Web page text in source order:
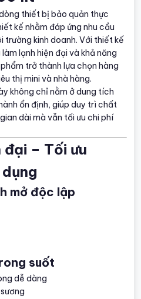
thiết bị bảo quản thực
kế nhằm đáp ứng nhu cầu
trường kinh doanh. Với thiết kế
lạnh hiện đại và khả năng
trở thành lựa chọn hàng
thị mini và nhà hàng.
không chỉ nằm ở dung tích
ổn định, giúp duy trì chất
dài mà vẫn tối ưu chi phí
đại – Tối ưu
mở độc lập
suốt
dễ dàng